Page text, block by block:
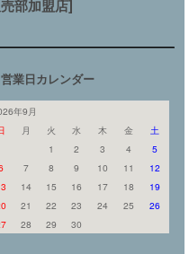
部加盟店]
業日カレンダー
年9月
月 火 水 木 金
土
1
2 3 4
5
7 8 9 10 11
12
14 15 16 17 18
19
21 22 23 24 25
26
28 29 30